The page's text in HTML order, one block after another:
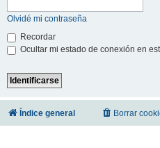
Olvidé mi contraseña
Recordar
Ocultar mi estado de conexión en
Índice general Borrar